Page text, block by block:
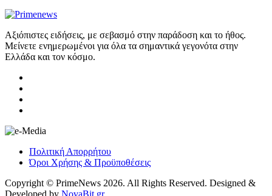
Αξιόπιστες ειδήσεις, με σεβασμό στην παράδοση και το ήθος.
Μείνετε ενημερωμένοι για όλα τα σημαντικά γεγονότα στην
Ελλάδα και τον κόσμο.
Πολιτική Απορρήτου
Όροι Χρήσης & Προϋποθέσεις
Copyright © PrimeNews 2026. All Rights Reserved. Designed &